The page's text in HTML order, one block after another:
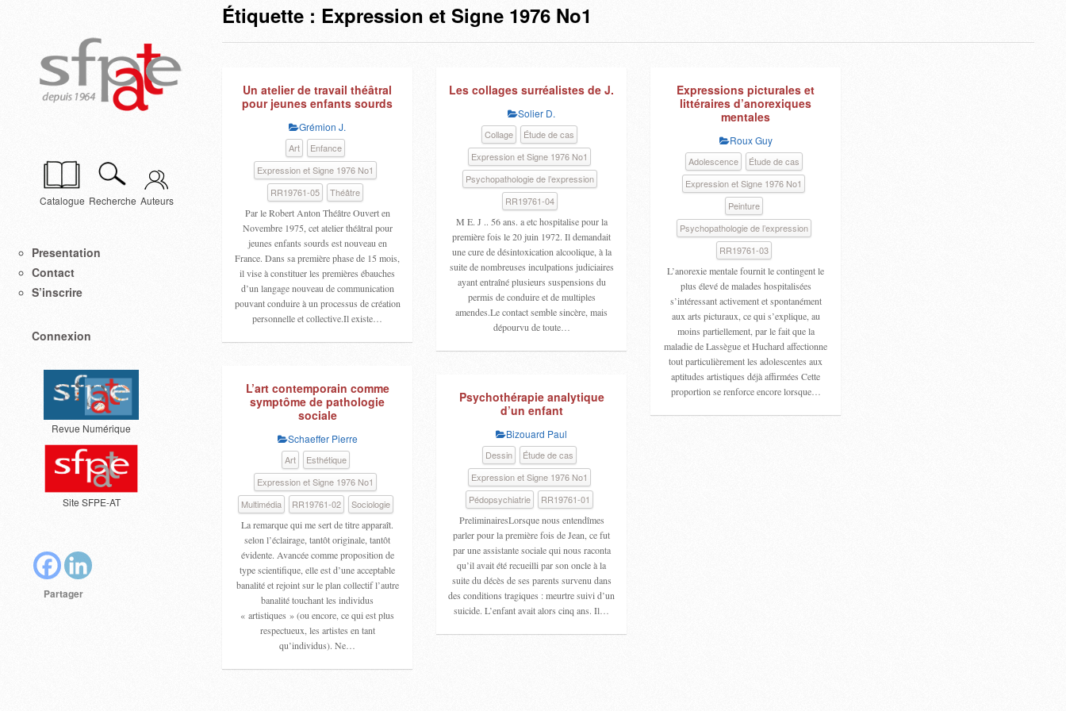
Catalogue Recherche Auteurs
Presentation
Contact
S’inscrire
Connexion
Revue Numérique
Site SFPE-AT
Partager
Étiquette : Expression et Signe 1976 No1
Un atelier de travail théâtral
pour jeunes enfants sourds
Grémion J.
Art
Enfance
Expression et Signe 1976 No1
RR19761-05
Théâtre
Par le Robert Anton Théâtre Ouvert en
Novembre 1975, cet atelier théâtral pour
jeunes enfants sourds est nouveau en
France. Dans sa première phase de 15 mois,
il vise à constituer les premières ébauches
d’un langage nouveau de communication
pouvant conduire à un processus de création
personnelle et collective.Il existe…
Les collages surréalistes de J.
Solier D.
Collage
Étude de cas
Expression et Signe 1976 No1
Psychopathologie de l’expression
RR19761-04
M E. J .. 56 ans. a etc hospitalise pour la
première fois le 20 juin 1972. Il demandait
une cure de désintoxication alcoolique, à la
suite de nombreuses inculpations judiciaires
ayant entraîné plusieurs suspensions du
permis de conduire et de multiples
amendes.Le contact semble sincère, mais
dépourvu de toute…
Expressions picturales et
littéraires d’anorexiques
mentales
Roux Guy
Adolescence
Étude de cas
Expression et Signe 1976 No1
Peinture
Psychopathologie de l’expression
RR19761-03
L’anorexie mentale fournit le contingent le
plus élevé de malades hospitalisées
s’intéressant activement et spontanément
aux arts picturaux, ce qui s’explique, au
moins partiellement, par le fait que la
maladie de Lassègue et Huchard affectionne
tout particulièrement les adolescentes aux
aptitudes artistiques déjà affirmées Cette
proportion se renforce encore lorsque…
L’art contemporain comme
symptôme de pathologie
sociale
Schaeffer Pierre
Art
Esthétique
Expression et Signe 1976 No1
Multimédia
RR19761-02
Sociologie
La remarque qui me sert de titre apparaît.
selon l’éclairage, tantôt originale, tantôt
évidente. Avancée comme proposition de
type scientifique, elle est d’une acceptable
banalité et rejoint sur le plan collectif l’autre
banalité touchant les individus
« artistiques » (ou encore, ce qui est plus
respectueux, les artistes en tant
qu’individus). Ne…
Psychothérapie analytique
d’un enfant
Bizouard Paul
Dessin
Étude de cas
Expression et Signe 1976 No1
Pédopsychiatrie
RR19761-01
PreliminairesLorsque nous entendîmes
parler pour la première fois de Jean, ce fut
par une assistante sociale qui nous raconta
qu’il avait été recueilli par son oncle à la
suite du décès de ses parents survenu dans
des conditions tragiques : meurtre suivi d’un
suicide. L’enfant avait alors cinq ans. Il…